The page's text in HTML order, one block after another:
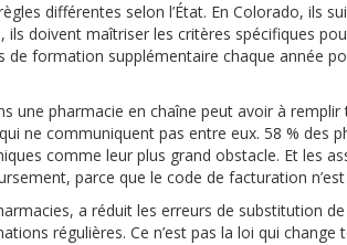
différentes selon l’État. En Colorado, ils
doivent maîtriser les critères spécifiques
de formation supplémentaire chaque année
une pharmacie en chaîne peut avoir à remplir
ne communiquent pas entre eux. 58 % des
comme leur plus grand obstacle. Et les
parce que le code de facturation
a réduit les erreurs de substitution
régulières. Ce n’est pas la loi qui change